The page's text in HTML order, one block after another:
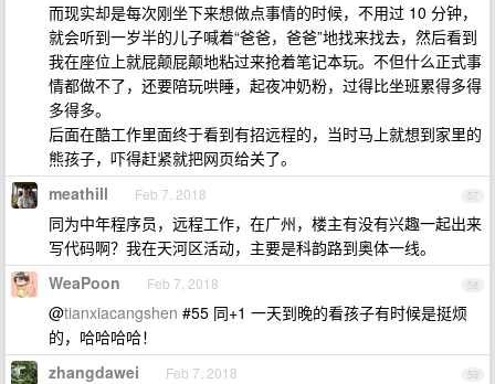
而现实却是每次刚坐下来想做点事情的时候，不用过 10 分钟，
就会听到一岁半的儿子喊着“爸爸，爸爸”地找来找去，然后看到
我在座位上就屁颠屁颠地粘过来抢着笔记本玩。不但什么正式事
情都做不了，还要陪玩哄睡，起夜冲奶粉，过得比坐班累得多得
多得多。
后面在酷工作里面终于看到有招远程的，当时马上就想到家里的
熊孩子，吓得赶紧就把网页给关了。
57
meathill Feb 7, 2018
同为中年程序员，远程工作，在广州，楼主有没有兴趣一起出来
写代码啊？我在天河区活动，主要是科韵路到奥体一线。
58
WeaPoon Feb 7, 2018
@tianxiacangshen #55 同+1 一天到晚的看孩子有时候是挺烦
的，哈哈哈哈！
59
zhangdawei Feb 7, 2018